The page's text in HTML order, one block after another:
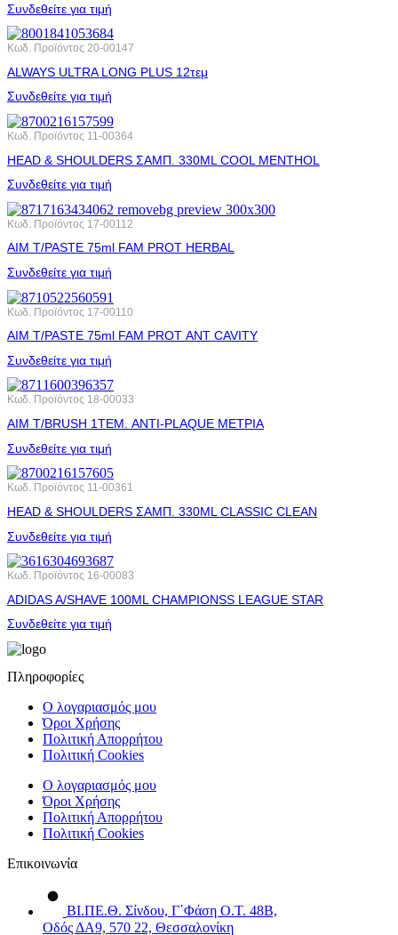
Συνδεθείτε για τιμή
Κωδ. Προϊόντος 20-00147
ALWAYS ULTRA LONG PLUS 12τεμ
Συνδεθείτε για τιμή
Κωδ. Προϊόντος 11-00364
HEAD & SHOULDERS ΣΑΜΠ. 330ML COOL MENTHOL
Συνδεθείτε για τιμή
Κωδ. Προϊόντος 17-00112
AIM T/PASTE 75ml FAM PROT HERBAL
Συνδεθείτε για τιμή
Κωδ. Προϊόντος 17-00110
AIM T/PASTE 75ml FAM PROT ΑΝΤ CAVITY
Συνδεθείτε για τιμή
Κωδ. Προϊόντος 18-00033
AIM T/BRUSH 1ΤΕΜ. ANTI-PLAQUE ΜΕΤΡΙΑ
Συνδεθείτε για τιμή
Κωδ. Προϊόντος 11-00361
HEAD & SHOULDERS ΣΑΜΠ. 330ML CLASSIC CLEAN
Συνδεθείτε για τιμή
Κωδ. Προϊόντος 16-00083
ADIDAS A/SHAVE 100ML CHAMPIONSS LEAGUE STAR
Συνδεθείτε για τιμή
Πληροφορίες
Ο λογαριασμός μου
Όροι Χρήσης
Πολιτική Απορρήτου
Πολιτική Cookies
Ο λογαριασμός μου
Όροι Χρήσης
Πολιτική Απορρήτου
Πολιτική Cookies
Επικοινωνία
ΒΙ.ΠΕ.Θ. Σίνδου, Γ΄Φάση Ο.Τ. 48Β,
Οδός ΔΑ9, 570 22, Θεσσαλονίκη